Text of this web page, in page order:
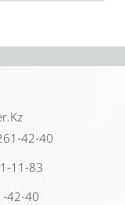
42-40
11-83
42-40